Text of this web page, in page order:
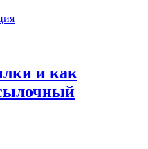
и как